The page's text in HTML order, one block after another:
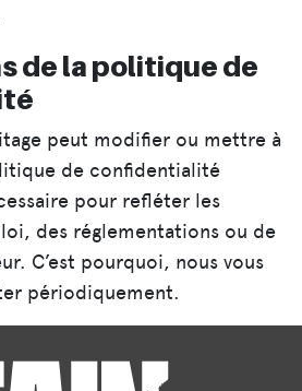
de la politique de
peut modifier ou mettre à
de confidentialité
pour refléter les
des réglementations ou de
C’est pourquoi, nous vous
périodiquement.